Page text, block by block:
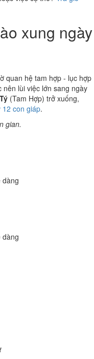
xung ngày
quan hệ tam hợp - lục hợp
nên lùi việc lớn sang ngày
Tý (Tam Hợp) trở xuống,
con giáp.
gian.
dàng
dàng